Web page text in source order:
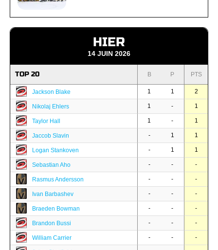
HIER
14 JUIN 2026
TOP 20 B P PTS
Jackson Blake 1 1 2
Nikolaj Ehlers 1 - 1
Taylor Hall 1 - 1
Jaccob Slavin - 1 1
Logan Stankoven - 1 1
Sebastian Aho - - -
Rasmus Andersson - - -
Ivan Barbashev - - -
Braeden Bowman - - -
Brandon Bussi - - -
William Carrier - - -